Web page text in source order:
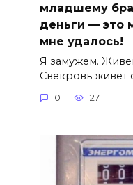
младшему
деньги — это
мне удалось!
Я замужем.
Свекровь живет
0 27